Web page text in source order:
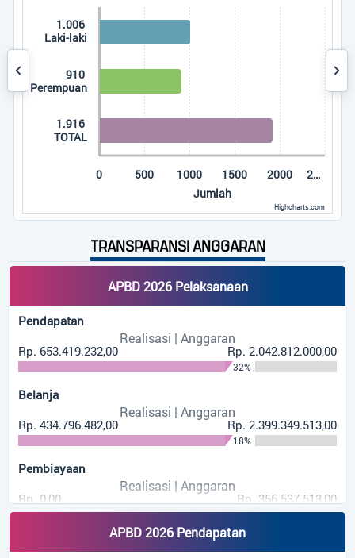
The chart has 1 X axis displaying categories.
The chart has 1 Y axis displaying Jumlah. Data ranges
Jumlah
0 500 1000 1500 2000 2…
1.006
Laki-laki
910
Perempuan
1.916
TOTAL
Highcharts.com
End of interactive chart.
TRANSPARANSI ANGGARAN
APBD 2026 Pelaksanaan
Pendapatan
Realisasi | Anggaran
Rp. 653.419.232,00 Rp. 2.042.812.000,00
Belanja
Realisasi | Anggaran
Rp. 434.796.482,00 Rp. 2.399.349.513,00
Pembiayaan
Realisasi | Anggaran
Rp. 0,00 Rp. 356.537.513,00
0%
APBD 2026 Pendapatan